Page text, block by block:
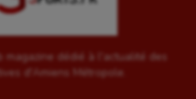
magazine dédié à l'actualité des
d'Amiens Métropole.